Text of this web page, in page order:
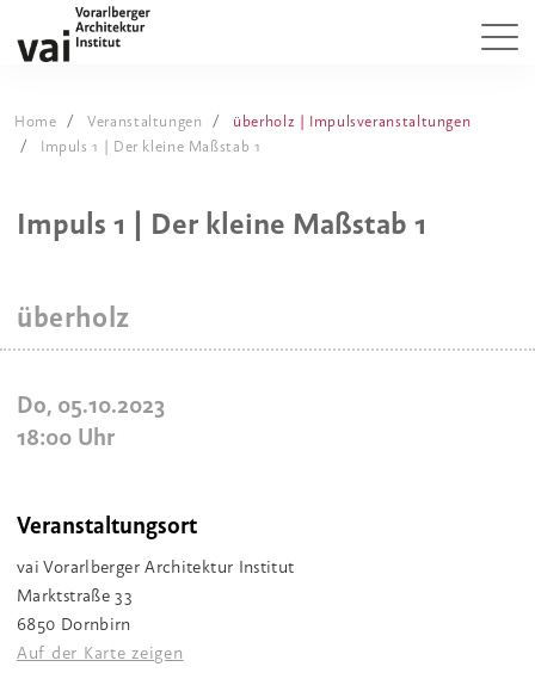
Home Veranstaltungen
überholz | Impulsveranstaltungen
Impuls 1 | Der kleine Maßstab 1
Impuls 1 | Der kleine Maßstab 1
überholz
Do, 05.10.2023
18:00 Uhr
Veranstaltungsort
vai Vorarlberger Architektur Institut
Marktstraße 33
6850 Dornbirn
Auf der Karte zeigen